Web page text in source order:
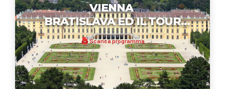
VIENNA
BRATISLAVA ED IL TOUR
DELL'AUSTRIA
11/19 Agosto 2026
PDF Scarica programma